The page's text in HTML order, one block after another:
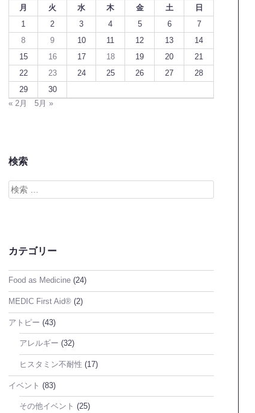
月 火 水 木 金 土
日
1
2 3 4 5 6
7
8
9 10 11 12 13
14
15
16 17 18 19 20
21
22
23 24 25 26 27
28
29
30
« 2月
5月 »
検索
検
索
カテゴリー
Food as Medicine (24)
MEDIC First Aid® (2)
アトピー (43)
アレルギー (32)
ヒスタミン不耐性 (17)
イベント (83)
その他イベント (25)